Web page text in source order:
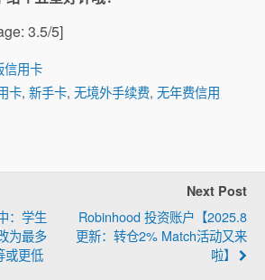
3.5/5]
信用卡
卡, 新手卡, 无境外手续费, 无年费信用
：学生
为最多
或更低
Next Post
Robinhood 投资账户【2025.8
更新：转仓2% Match活动又来
啦】